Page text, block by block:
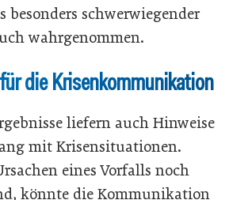
besonders schwerwiegender
wahrgenommen.
die Krisenkommunikation
liefern auch Hinweise
mit Krisensituationen.
eines Vorfalls noch
könnte die Kommunikation